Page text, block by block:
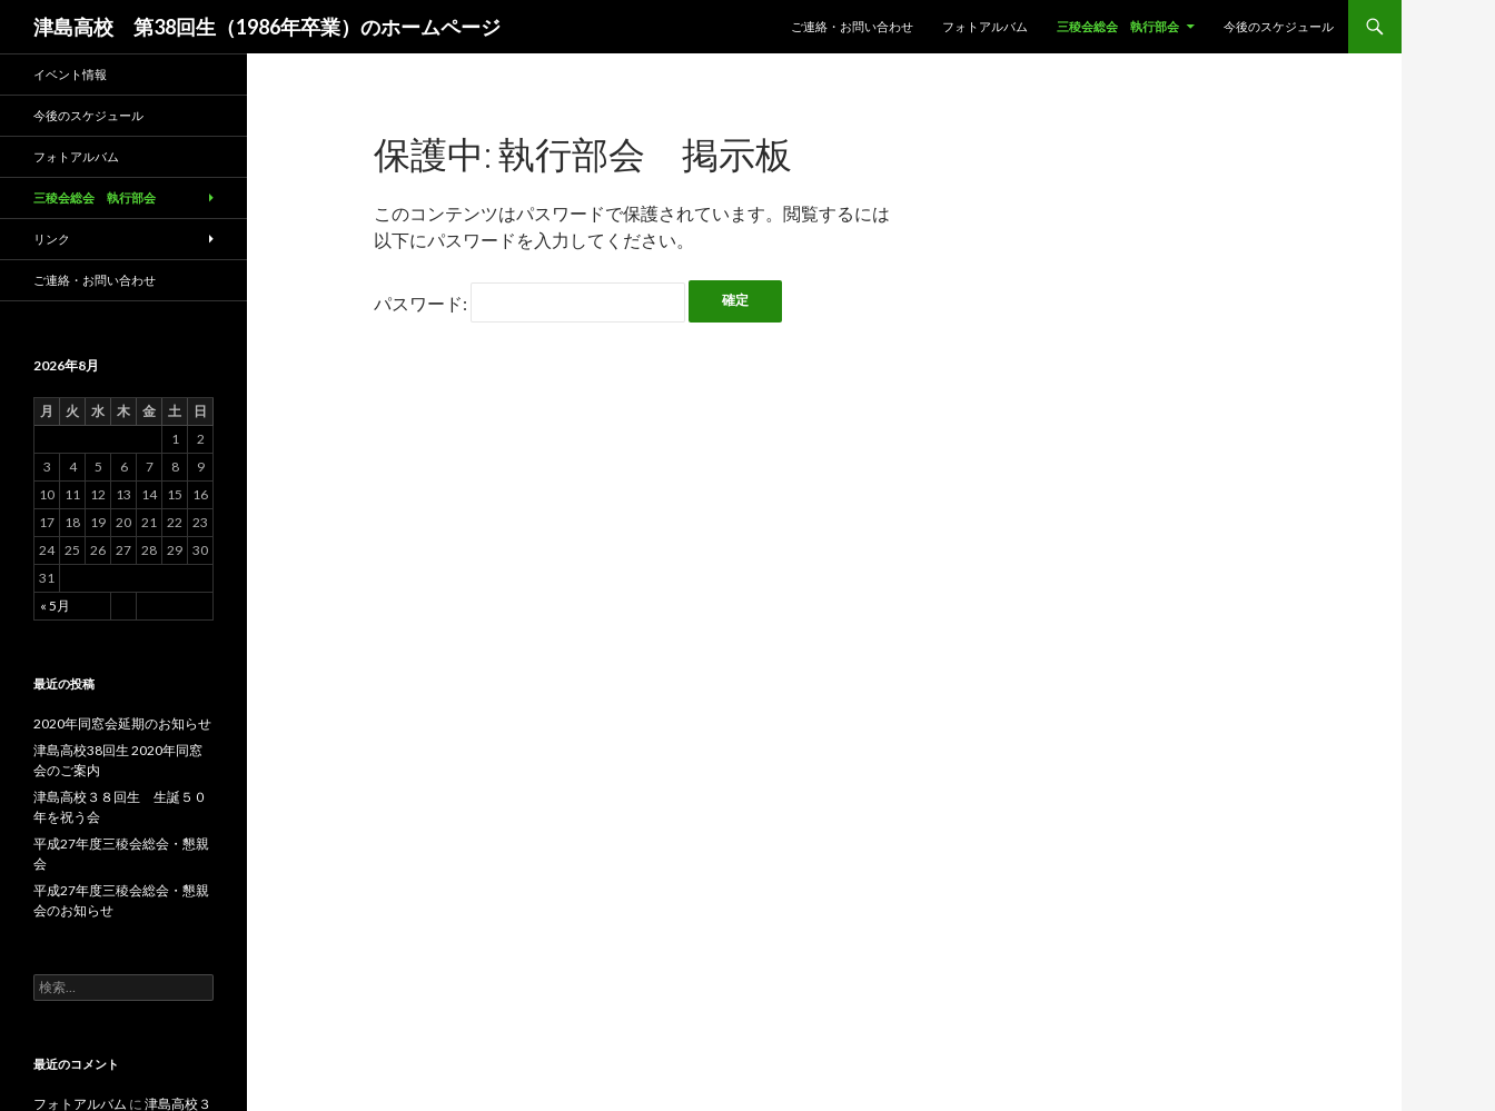
津島高校 第38回生（1986年卒業）のホームページ
ご連絡・お問い合わせ
フォトアルバム 三稜会総会 執行部会 今後のスケジュール
保護中: 執行部会 掲示板
このコンテンツはパスワードで保護されています。閲覧するには
以下にパスワードを入力してください。
パスワード:
イベント情報
今後のスケジュール
フォトアルバム
三稜会総会 執行部会
リンク
ご連絡・お問い合わせ
2026年8月
月 火 水 木 金 土 日
« 5月
1
2
3
4 5 6 7 8
9
10
11 12 13 14 15
16
17
18 19 20 21 22
23
24 25 26 27 28 29 30
31
最近の投稿
2020年同窓会延期のお知らせ
津島高校38回生 2020年同窓
会のご案内
津島高校３８回生 生誕５０
年を祝う会
平成27年度三稜会総会・懇親
会
平成27年度三稜会総会・懇親
会のお知らせ
検
索:
最近のコメント
フォトアルバム に 津島高校３